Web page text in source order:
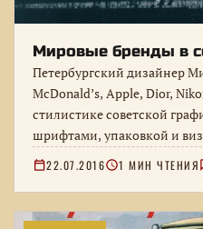
Мировые бренды в
Петербургский дизайнер
McDonald’s, Apple, Dior,
стилистике советской
шрифтами, упаковкой и
22.07.2016 1 МИН ЧТЕНИЯ